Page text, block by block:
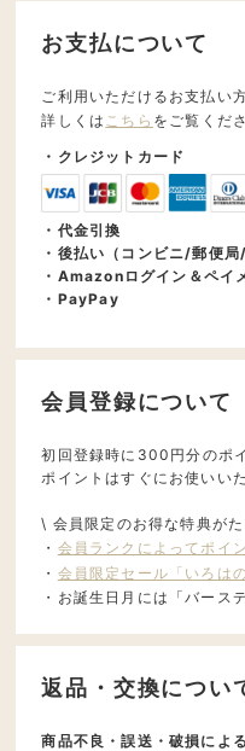
お支払について
ご利用いただけるお支払い
詳しくは こちら をご覧くだ
・クレジットカード
・代金引換
・後払い（コンビニ/郵便局
・Amazonログイン＆ペイ
・PayPay
会員登録について
初回登録時に300円分のポ
ポイントはすぐにお使いい
\ 会員限定のお得な特典が
・ 会員ランクによってポイ
・ 会員限定セール「いろは
・お誕生日月には「バース
返品・交換につい
商品不良・誤送・破損によ